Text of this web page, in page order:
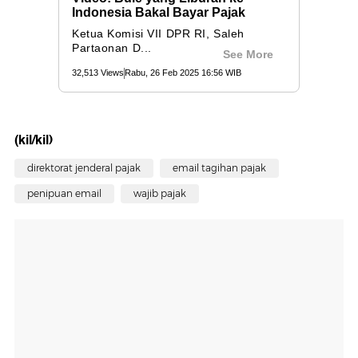
(kil/kil)
direktorat jenderal pajak email tagihan pajak
penipuan email wajib pajak